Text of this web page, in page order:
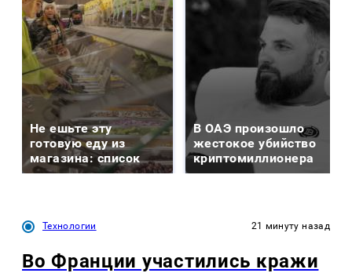
Не ешьте эту
готовую еду из
магазина: список
В ОАЭ произошло
жестокое убийство
криптомиллионера
Технологии 21 минуту назад
Во Франции участились кражи